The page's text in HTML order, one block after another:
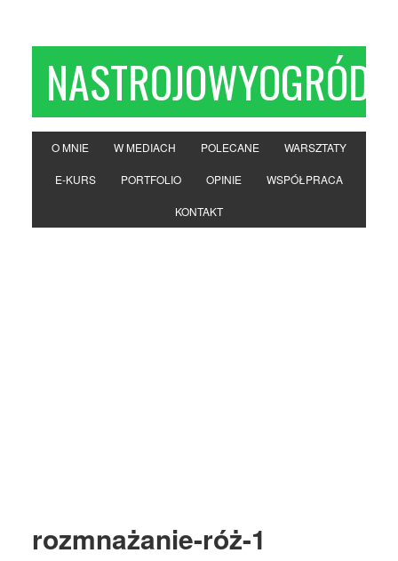
NASTROJOWYOGRÓD
O MNIE W MEDIACH POLECANE WARSZTATY
E-KURS PORTFOLIO OPINIE WSPÓŁPRACA
KONTAKT
rozmnażanie-róż-1